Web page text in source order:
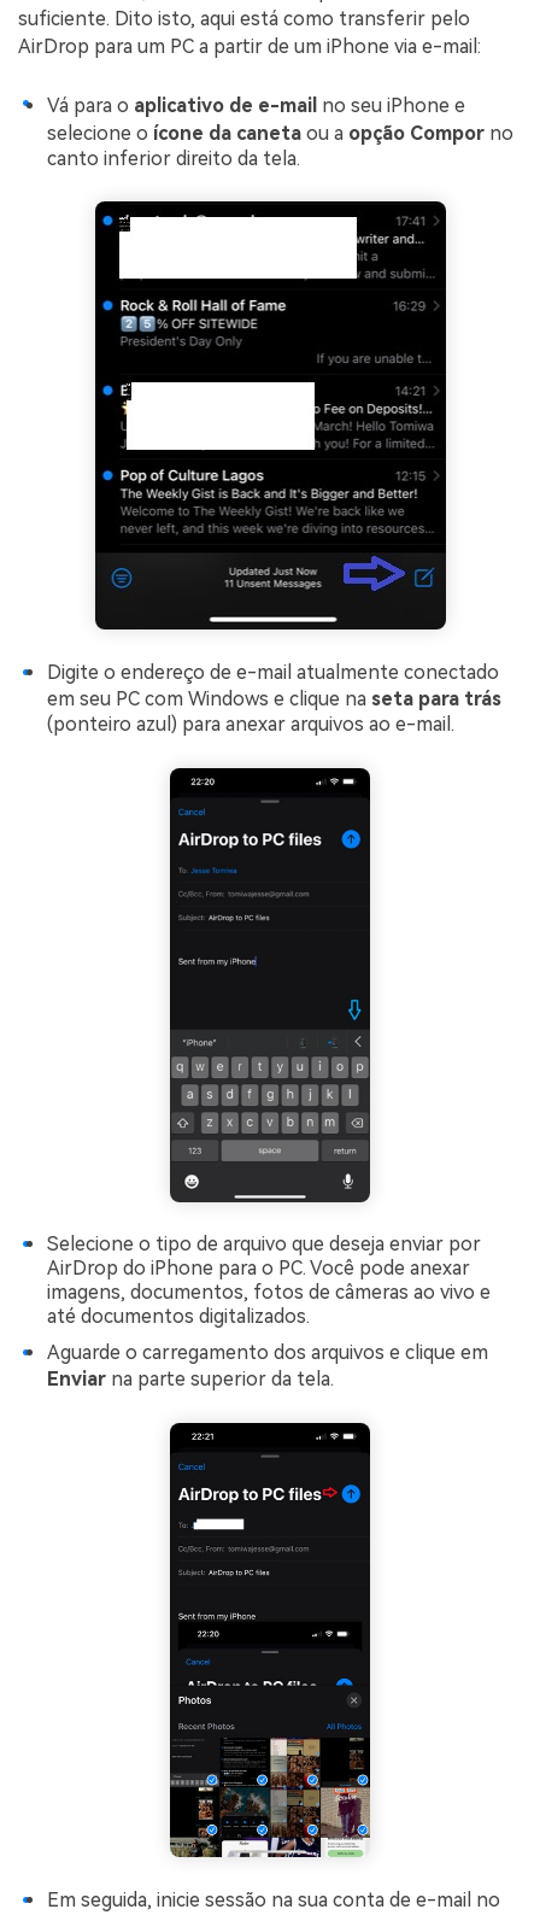
suficiente. Dito isto, aqui está como transferir pelo
AirDrop para um PC a partir de um iPhone via e-mail:
Vá para o aplicativo de e-mail no seu iPhone e
selecione o ícone da caneta ou a opção Compor no
canto inferior direito da tela.
Digite o endereço de e-mail atualmente conectado
em seu PC com Windows e clique na seta para trás
(ponteiro azul) para anexar arquivos ao e-mail.
Selecione o tipo de arquivo que deseja enviar por
AirDrop do iPhone para o PC. Você pode anexar
imagens, documentos, fotos de câmeras ao vivo e
até documentos digitalizados.
Aguarde o carregamento dos arquivos e clique em
Enviar na parte superior da tela.
Em seguida, inicie sessão na sua conta de e-mail no